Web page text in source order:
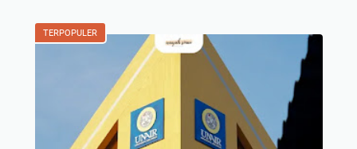
TERPOPULER